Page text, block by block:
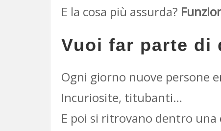
E la cosa più assurda?
Vuoi far parte di
Ogni giorno nuove persone
Incuriosite, titubanti…
E poi si ritrovano dentro una